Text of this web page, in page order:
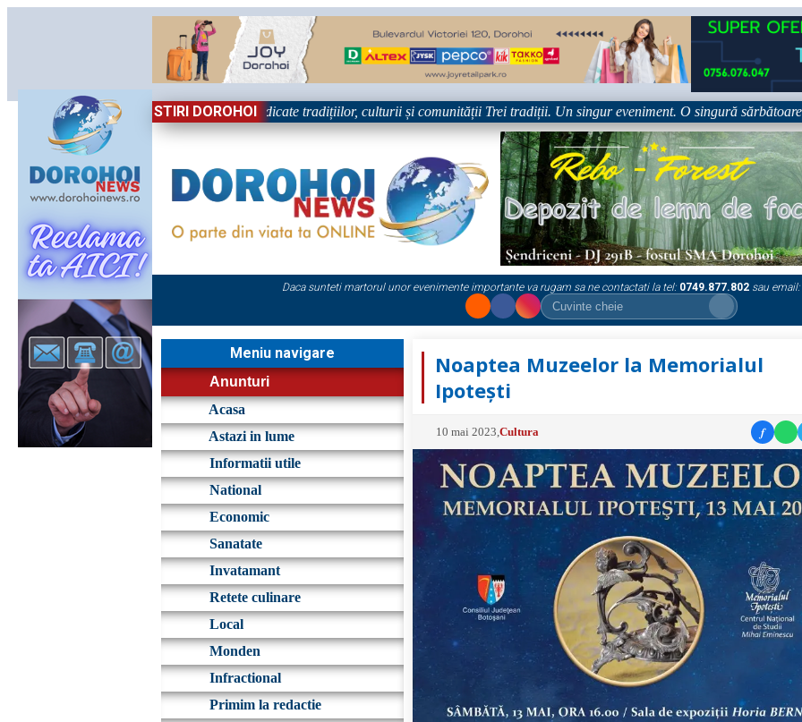
STIRI DOROHOI
în Sărbătoare!” – trei zile dedicate tradițiilor, culturii și comunității Trei tradiții. Un singur eveniment. O singură sărbătoare!
Daca sunteti martorul unor evenimente importante va rugam sa ne contactati la tel: 0749.877.802 sau email:
Meniu navigare
Anunturi
Acasa
Astazi in lume
Informatii utile
National
Economic
Sanatate
Invatamant
Retete culinare
Local
Monden
Infractional
Primim la redactie
Noaptea Muzeelor la Memorialul
Ipotești
10 mai 2023 ,Cultura f